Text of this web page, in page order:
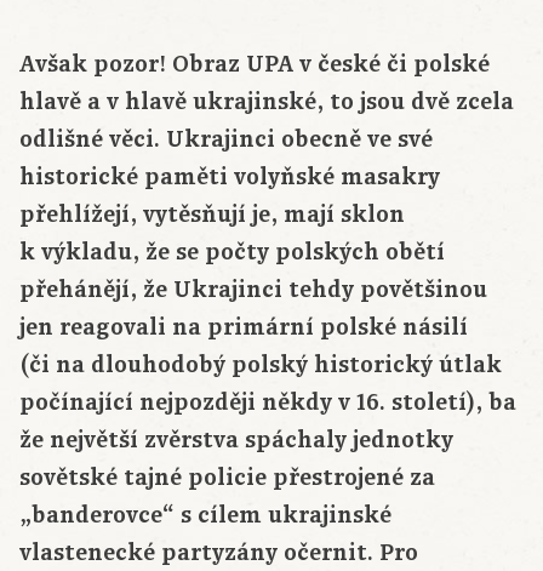
Avšak pozor! Obraz UPA v české či polské
hlavě a v hlavě ukrajinské, to jsou dvě zcela
odlišné věci. Ukrajinci obecně ve své
historické paměti volyňské masakry
přehlížejí, vytěsňují je, mají sklon
k výkladu, že se počty polských obětí
přehánějí, že Ukrajinci tehdy povětšinou
jen reagovali na primární polské násilí
(či na dlouhodobý polský historický útlak
počínající nejpozději někdy v 16. století), ba
že největší zvěrstva spáchaly jednotky
sovětské tajné policie přestrojené za
„banderovce“ s cílem ukrajinské
vlastenecké partyzány očernit. Pro